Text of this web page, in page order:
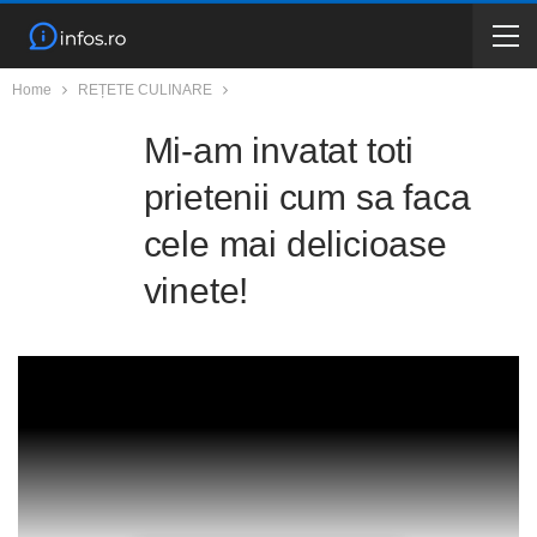
Home REȚETE CULINARE
Mi-am invatat toti
prietenii cum sa faca
cele mai delicioase
vinete!